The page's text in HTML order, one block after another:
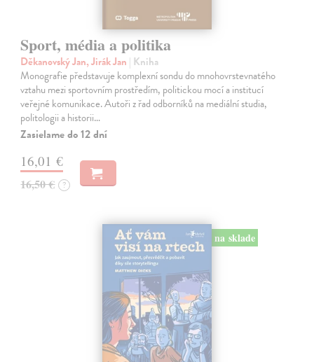
Sport, média a politika
Děkanovský Jan, Jirák Jan | Kniha
Monografie představuje komplexní sondu do mnohovrstevnatého
vztahu mezi sportovním prostředím, politickou mocí a institucí
veřejné komunikace. Autoři z řad odborníků na mediální studia,
politologii a historii…
Zasielame do 12 dní
16,01 €
16,50 € ?
na sklade